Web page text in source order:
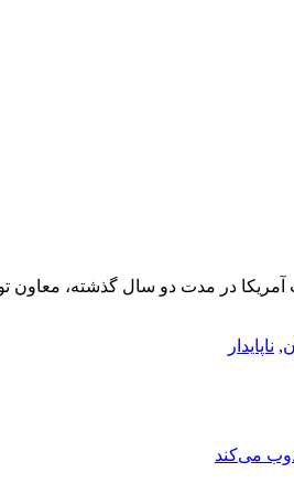
در مدت دو سال گذشته، معاون
, ناپایدار